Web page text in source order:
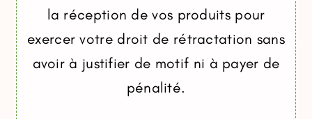
la réception de vos produits pour
exercer votre droit de rétractation sans
avoir à justifier de motif ni à payer de
pénalité.